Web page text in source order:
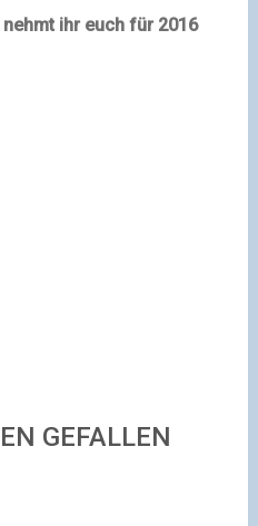
ihr euch für 2016
GEFALLEN